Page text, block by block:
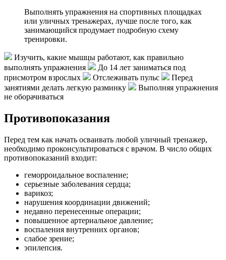
Выполнять упражнения на спортивных площадках
или уличных тренажерах, лучше после того, как
занимающийся продумает подробную схему
тренировки.
Изучить, какие мышцы работают, как правильно
выполнять упражнения
До 14 лет заниматься под
присмотром взрослых
Отслеживать пульс
Перед
занятиями делать легкую разминку
Выполняя упражнения
не оборачиваться
Противопоказания
Перед тем как начать осваивать любой уличный тренажер,
необходимо проконсультироваться с врачом. В число общих
противопоказаний входит:
геморроидальное воспаление;
серьезные заболевания сердца;
варикоз;
нарушения координации движений;
недавно перенесенные операции;
повышенное артериальное давление;
воспаления внутренних органов;
слабое зрение;
эпилепсия.